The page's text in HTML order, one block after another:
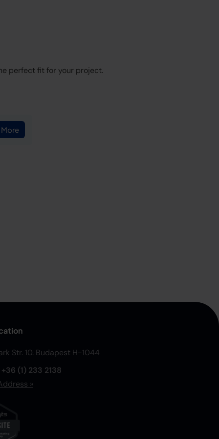
perfect fit for your project.
Str. 10. Budapest H-1044
+36 (1) 233 2138
»